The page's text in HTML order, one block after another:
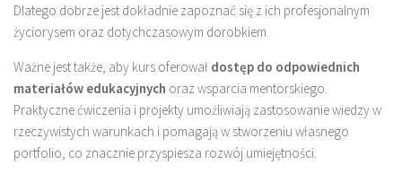
Dlatego dobrze jest dokładnie zapoznać się z ich profesjonalnym
życiorysem oraz dotychczasowym dorobkiem.
Ważne jest także, aby kurs oferował dostęp do odpowiednich
materiałów edukacyjnych oraz wsparcia mentorskiego.
Praktyczne ćwiczenia i projekty umożliwiają zastosowanie wiedzy w
rzeczywistych warunkach i pomagają w stworzeniu własnego
portfolio, co znacznie przyspiesza rozwój umiejętności.